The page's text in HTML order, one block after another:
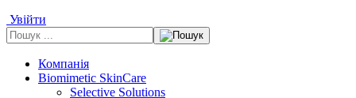
Увійти
Компанія
Biomimetic SkinCare
Selective Solutions